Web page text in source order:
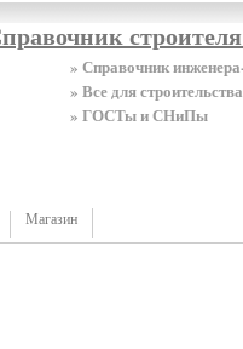
» Справочник
» Все для строительства
» ГОСТы и СНиПы
Магазин